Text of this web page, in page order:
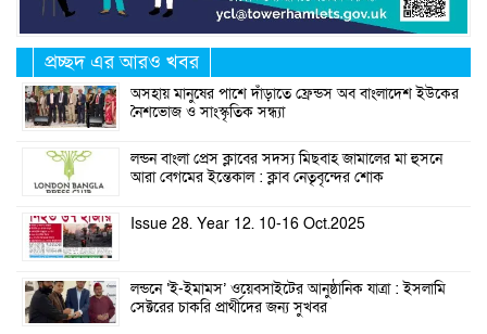
প্রচ্ছদ এর আরও খবর
অসহায় মানুষের পাশে দাঁড়াতে ফ্রেন্ডস অব বাংলাদেশ ইউকের
নৈশভোজ ও সাংস্কৃতিক সন্ধ্যা
লন্ডন বাংলা প্রেস ক্লাবের সদস্য মিছবাহ জামালের মা হুসনে
আরা বেগমের ইন্তেকাল : ক্লাব নেতৃবৃন্দের শোক
Issue 28. Year 12. 10-16 Oct.2025
লন্ডনে ‘ই-ইমামস’ ওয়েবসাইটের আনুষ্ঠানিক যাত্রা : ইসলামি
সেক্টরের চাকরি প্রার্থীদের জন্য সুখবর